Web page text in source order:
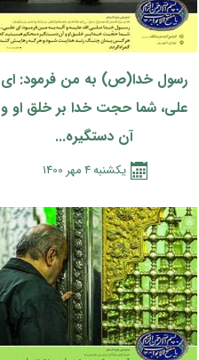
رسول خدا(ص) به من فرمود: ای
علی، شما حجت خدا بر خلق او و
آن دستگیره...
يكشنبه4مهر 1400